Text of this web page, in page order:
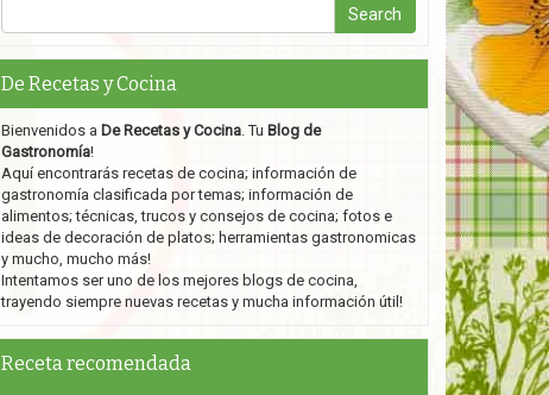
De Recetas y Cocina
Bienvenidos a De Recetas y Cocina. Tu Blog de
Gastronomía!
Aquí encontrarás recetas de cocina; información de
gastronomía clasificada por temas; información de
alimentos; técnicas, trucos y consejos de cocina; fotos e
ideas de decoración de platos; herramientas gastronomicas
y mucho, mucho más!
Intentamos ser uno de los mejores blogs de cocina,
trayendo siempre nuevas recetas y mucha información útil!
Receta recomendada